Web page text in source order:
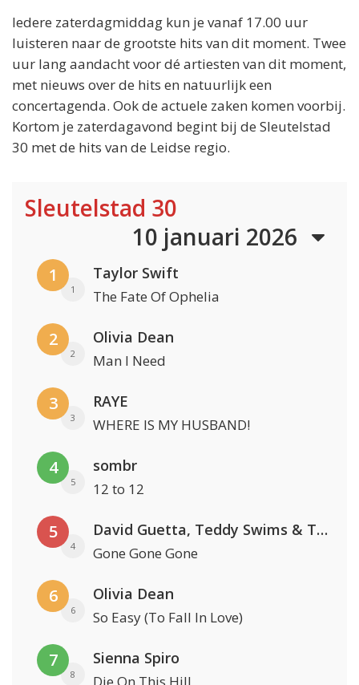
Iedere zaterdagmiddag kun je vanaf 17.00 uur
luisteren naar de grootste hits van dit moment. Twee
uur lang aandacht voor dé artiesten van dit moment,
met nieuws over de hits en natuurlijk een
concertagenda. Ook de actuele zaken komen voorbij.
Kortom je zaterdagavond begint bij de Sleutelstad
30 met de hits van de Leidse regio.
Sleutelstad 30
10 januari 2026
1
1
Taylor Swift
The Fate Of Ophelia
2
2
Olivia Dean
Man I Need
3
3
RAYE
WHERE IS MY HUSBAND!
4
5
sombr
12 to 12
5
4
David Guetta, Teddy Swims & Tones And I
Gone Gone Gone
6
6
Olivia Dean
So Easy (To Fall In Love)
7
8
Sienna Spiro